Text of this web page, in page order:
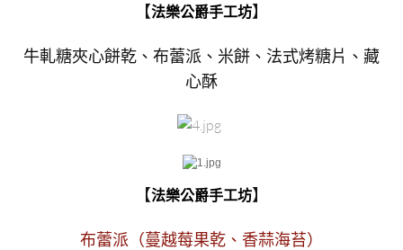
【法樂公爵手工坊】
牛軋糖夾心餅乾、布蕾派、米餅、法式烤糖片、藏
心酥
【法樂公爵手工坊】
布蕾派（蔓越莓果乾、香蒜海苔）